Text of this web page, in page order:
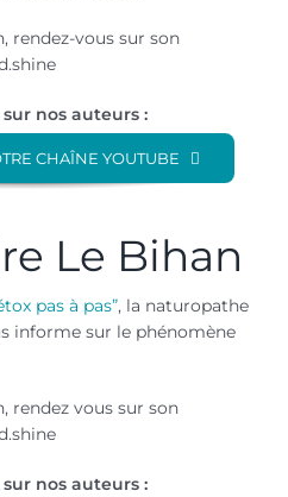
rendez-vous sur son
nos auteurs :
CHAÎNE YOUTUBE
Le Bihan
pas à pas”, la naturopathe
informe sur le phénomène
rendez vous sur son
nos auteurs :